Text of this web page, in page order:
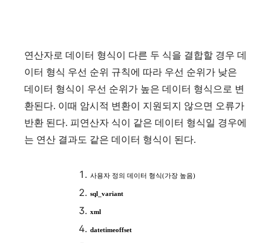
연산자로 데이터 형식이 다른 두 식을 결합할 경우 데
이터 형식 우선 순위 규칙에 따라 우선 순위가 낮은
데이터 형식이 우선 순위가 높은 데이터 형식으로 변
환된다. 이때 암시적 변환이 지원되지 않으면 오류가
반환 된다. 피연산자 식이 같은 데이터 형식일 경우에
는 연산 결과도 같은 데이터 형식이 된다.
사용자 정의 데이터 형식(가장 높음)
sql_variant
xml
datetimeoffset